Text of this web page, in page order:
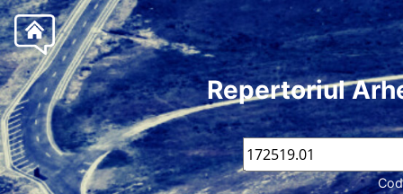
Repertoriul
Cod